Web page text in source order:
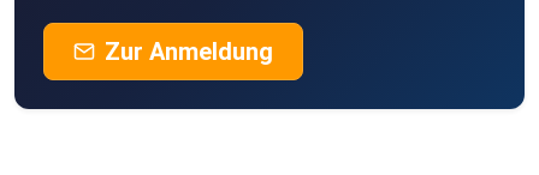
Zur Anmeldung